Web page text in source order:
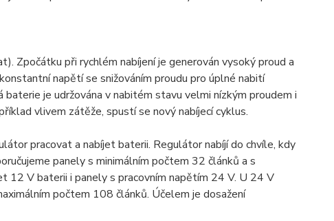
Zpočátku při rychlém nabíjení je generován vysoký proud a
napětí se snižováním proudu pro úplné nabití
je udržována v nabitém stavu velmi nízkým proudem i
vlivem zátěže, spustí se nový nabíjecí cyklus.
pracovat a nabíjet baterii. Regulátor nabíjí do chvíle, kdy
panely s minimálním počtem 32 článků a s
12 V baterii i panely s pracovním napětím 24 V. U 24 V
počtem 108 článků. Účelem je dosažení